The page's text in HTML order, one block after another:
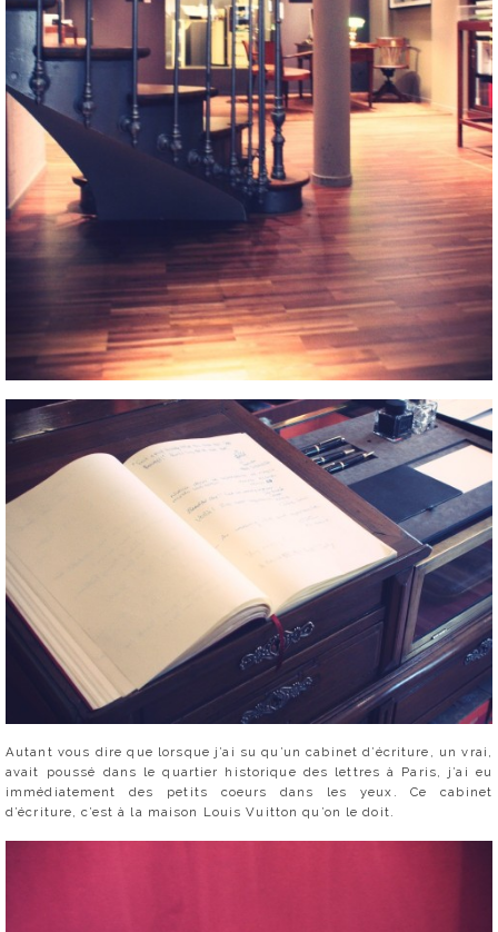
Autant vous dire que lorsque j’ai su qu’un cabinet d’écriture, un vrai,
avait poussé dans le quartier historique des lettres à Paris, j’ai eu
immédiatement des petits coeurs dans les yeux. Ce cabinet
d’écriture, c’est à la maison Louis Vuitton qu’on le doit.